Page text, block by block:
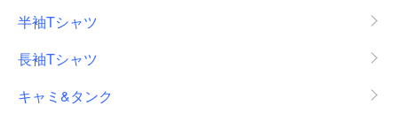
半袖Tシャツ
長袖Tシャツ
キャミ&タンク